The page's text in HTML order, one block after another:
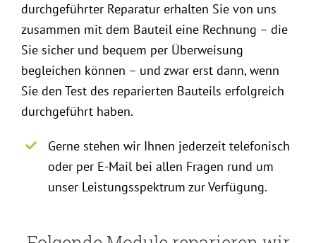
durchgeführter Reparatur erhalten Sie von uns
zusammen mit dem Bauteil eine Rechnung – die
Sie sicher und bequem per Überweisung
begleichen können – und zwar erst dann, wenn
Sie den Test des reparierten Bauteils erfolgreich
durchgeführt haben.
Gerne stehen wir Ihnen jederzeit telefonisch
oder per E-Mail bei allen Fragen rund um
unser Leistungsspektrum zur Verfügung.